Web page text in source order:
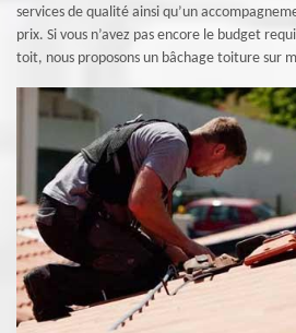
services de qualité ainsi qu’un
prix. Si vous n’avez pas encore le budget
toit, nous proposons un bâchage toiture sur